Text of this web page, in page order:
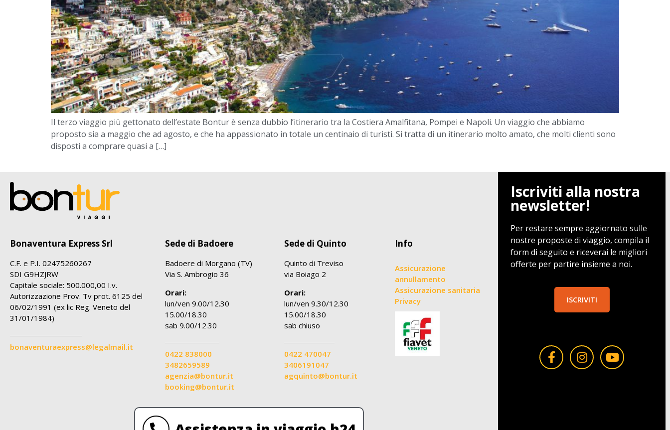
Il terzo viaggio più gettonato dell’estate Bontur è senza dubbio l’itinerario tra la Costiera Amalfitana, Pompei e Napoli. Un viaggio che abbiamo
proposto sia a maggio che ad agosto, e che ha appassionato in totale un centinaio di turisti. Si tratta di un itinerario molto amato, che molti clienti sono
disposti a comprare quasi a […]
Bonaventura Express Srl
C.F. e P.I. 02475260267
SDI G9HZJRW
Capitale sociale: 500.000,00 I.v.
Autorizzazione Prov. Tv prot. 6125 del
06/02/1991 (ex lic Reg. Veneto del
31/01/1984)
bonaventuraexpress@legalmail.it
Sede di Badoere
Badoere di Morgano (TV)
Via S. Ambrogio 36
Orari:
lun/ven 9.00/12.30
15.00/18.30
sab 9.00/12.30
0422 838000
3482659589
agenzia@bontur.it
booking@bontur.it
Sede di Quinto
Quinto di Treviso
via Boiago 2
Orari:
lun/ven 9.30/12.30
15.00/18.30
sab chiuso
0422 470047
3406191047
agquinto@bontur.it
Info
Assicurazione
annullamento
Assicurazione sanitaria
Privacy
Iscriviti alla nostra
newsletter!
Per restare sempre aggiornato sulle
nostre proposte di viaggio, compila il
form di seguito e riceverai le migliori
offerte per partire insieme a noi.
ISCRIVITI